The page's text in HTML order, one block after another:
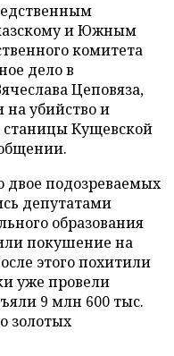
и Южным
комитета
дело в
Цеповяза,
убийство и
Кущевской
двое подозреваемых
депутатами
образования
покушение на
этого похитили
уже провели
9 млн 600 тыс.
золотых